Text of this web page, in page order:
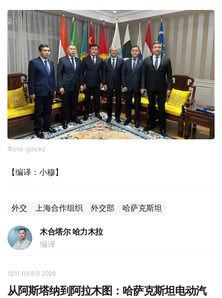
Фото: gov.kz
【编译：小穆】
外交 上海合作组织 外交部 哈萨克斯坦
木合塔尔 哈力木拉
编译
12:11, 09 8月 2026
从阿斯塔纳到阿拉木图：哈萨克斯坦电动汽